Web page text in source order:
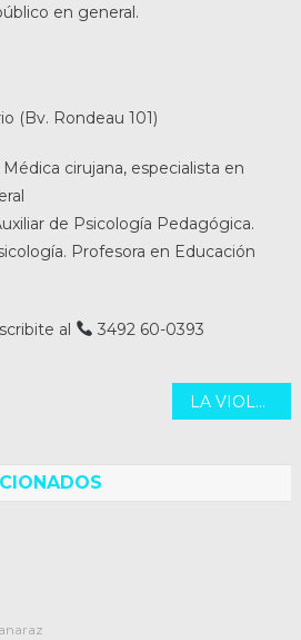
en general.
(Bv. Rondeau 101)
cirujana, especialista en
de Psicología Pedagógica.
Profesora en Educación
al 3492 60-0393
LA VIOLENCIA DEL PODER REAL